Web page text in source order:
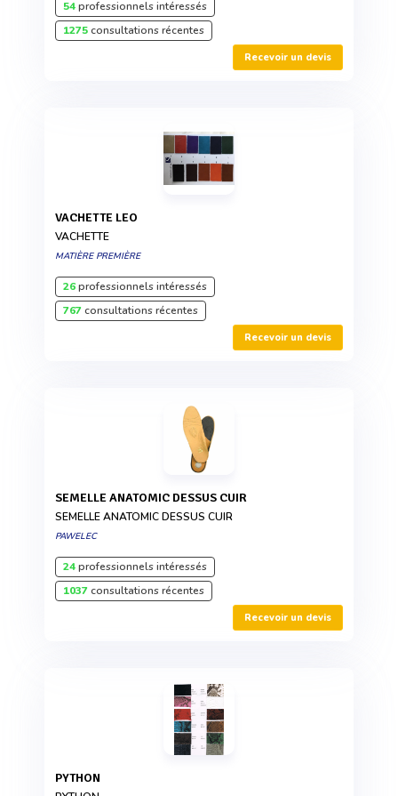
54professionnels intéressés
1275consultations récentes
Recevoir un devis
VACHETTE LEO
VACHETTE
MATIÈRE PREMIÈRE
26professionnels intéressés
767consultations récentes
Recevoir un devis
SEMELLE ANATOMIC DESSUS CUIR
SEMELLE ANATOMIC DESSUS CUIR
PAWELEC
24professionnels intéressés
1037consultations récentes
Recevoir un devis
PYTHON